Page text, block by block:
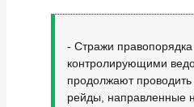
- Стражи
контролирующими
продолжают
рейды, направленные